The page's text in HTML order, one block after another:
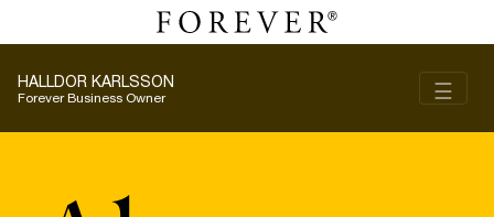
HALLDOR KARLSSON
Forever Business Owner ☰